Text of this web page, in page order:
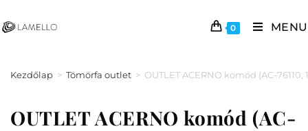
0 MENU
Kezdőlap > Tömörfa outlet > OUTLET ACERNO komód (AC-76110,
OUTLET ACERNO komód (AC-